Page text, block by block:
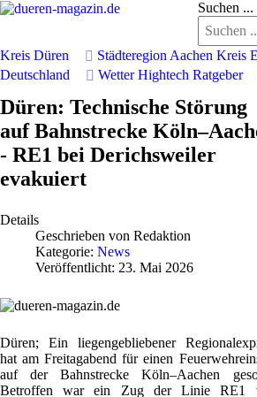
Suchen ...
Kreis Düren Städteregion Aachen Kreis
Deutschland
Wetter Hightech Ratgeber
Düren: Technische Störung
auf Bahnstrecke
- RE1 bei Derichsweiler
evakuiert
Details
Geschrieben von Redaktion
Kategorie: News
Veröffentlicht: 23. Mai 2026
Düren; Ein liegengebliebener
hat am Freitagabend für einen
auf der Bahnstrecke Köln–Aachen
Betroffen war ein Zug der Linie RE1